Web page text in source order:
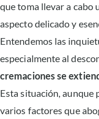
que toma llevar a cabo
aspecto delicado y
Entendemos las
especialmente al
cremaciones se
Esta situación, aunque
varios factores que